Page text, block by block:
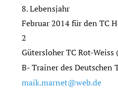
8. Lebensjahr
Februar 2014 für den TC
2
Gütersloher TC Rot-Weiss
B- Trainer des Deutschen
maik.marnet@web.de